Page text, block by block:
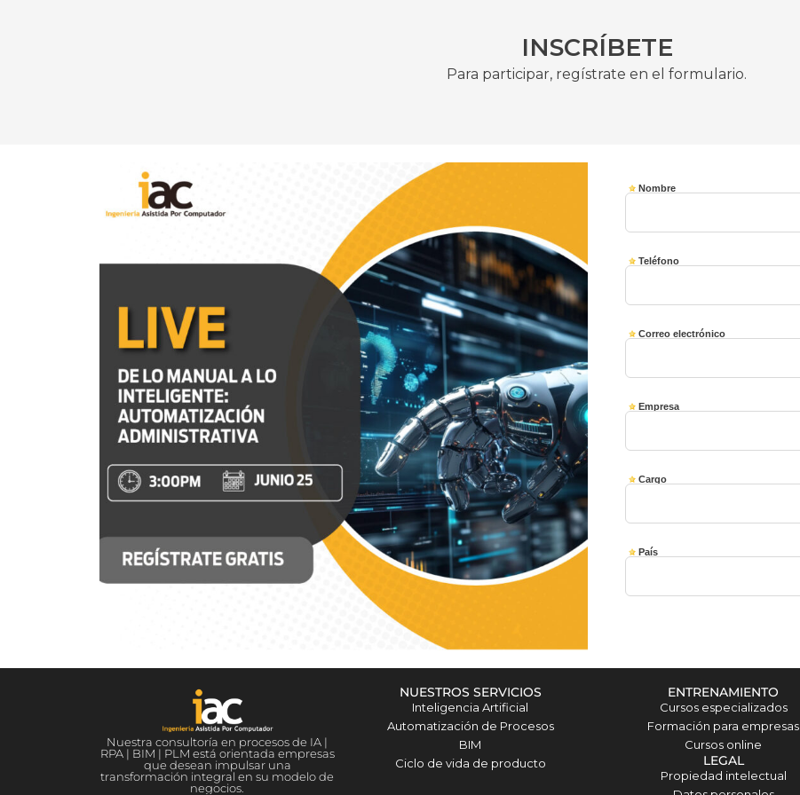
INSCRÍBETE
Para participar, regístrate en el formulario.
Nuestra consultoría en procesos de IA |
RPA | BIM | PLM está orientada empresas
que desean impulsar una
transformación integral en su modelo de
negocios.
NUESTROS SERVICIOS
Inteligencia Artificial
Automatización de Procesos
BIM
Ciclo de vida de producto
ENTRENAMIENTO
Cursos especializados
Formación para empresas
Cursos online
LEGAL
Propiedad intelectual